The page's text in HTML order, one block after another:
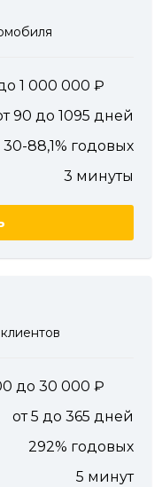
1 000 000
90 до 1095 дней
30-88,1% годовых
3 минуты
до 30 000
от 5 до 365 дней
292% годовых
5 минут